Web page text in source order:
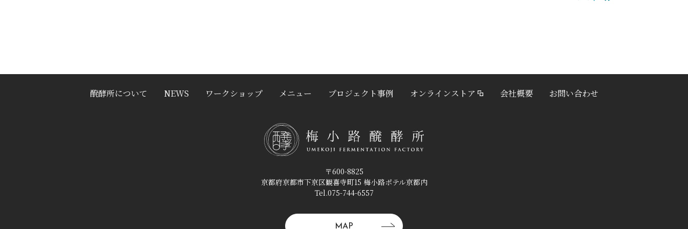
醗酵所について NEWS ワークショップ メニュー プロジェクト事例 オンラインストア 会社概要 お問い合わせ
〒600-8825
京都府京都市下京区観喜寺町15 梅小路ポテル京都内
Tel.075-744-6557
MAP